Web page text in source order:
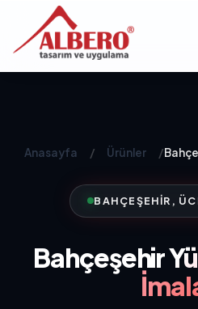
Anasayfa / Ürünler /
BAHÇEŞEHIR,
Bahçeşehir